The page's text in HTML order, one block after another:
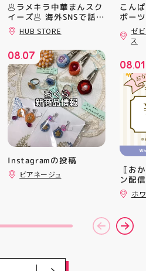
🥟ラメキラ中華まんスク
イーズ🥟 海外SNSで話題
沸騰中 ラメキラ中華ま
んスクイーズが新登場！
が とにかくかわいい♪ む
にゅっとクセになる や
みつき触感がたまらな
い…！ せいろ型ケース
に入っていて どの色の
子が出るかは 開けてか
らのお楽しみ #ラメキラ
中華まん #スクイーズ #
中華まんグッズ #海外ト
レンド #むにゅむにゅ
シル活 新商品入荷
HUBSTORE
HUB STORE
08.07
Instagramの投稿
ピアネージュ
こん
ポー
ティ
日の
クス
6」の
徴と
反発
搭載
追加
上さ
トレ
ショ
ンと
備え
ウー
をカ
方や
かけ
ゼ
ス
08.01
〖お
ン配
ッパ
￥
ーポ
ース
ホ